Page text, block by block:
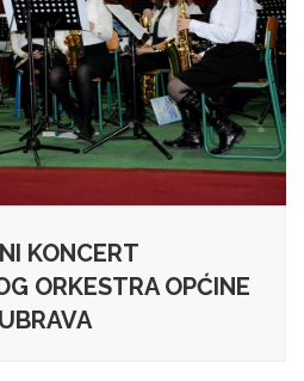
KONCERT
ORKESTRA OPĆINE